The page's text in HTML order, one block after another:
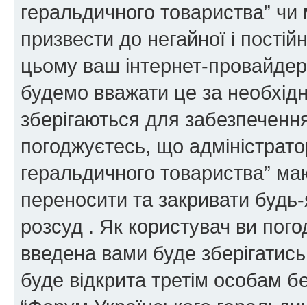
геральдичного товариства”
призвести до негайної і
цьому ваш інтернет-
будемо вважати це за
зберігаються для
погоджуєтесь, що
геральдичного товариства”
переносити та закривати
розсуд . Як користувач ви
введена вами буде
буде відкрита третім особам